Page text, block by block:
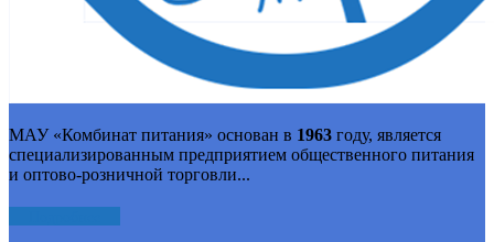
МАУ «Комбинат питания» основан в 1963 году, является
специализированным предприятием общественного питания
и оптово-розничной торговли...